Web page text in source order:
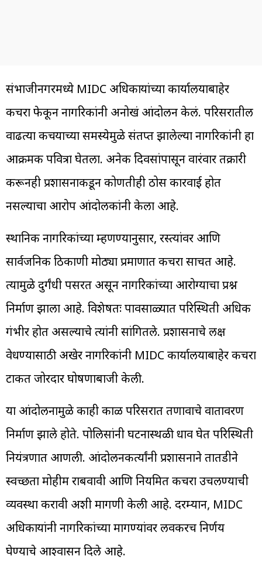
संभाजीनगरमध्ये MIDC अधिकाऱ्यांच्या कार्यालयाबाहेर
कचरा फेकून नागरिकांनी अनोखं आंदोलन केलं. परिसरातील
वाढत्या कचऱ्याच्या समस्येमुळे संतप्त झालेल्या नागरिकांनी हा
आक्रमक पवित्रा घेतला. अनेक दिवसांपासून वारंवार तक्रारी
करूनही प्रशासनाकडून कोणतीही ठोस कारवाई होत
नसल्याचा आरोप आंदोलकांनी केला आहे.
स्थानिक नागरिकांच्या म्हणण्यानुसार, रस्त्यांवर आणि
सार्वजनिक ठिकाणी मोठ्या प्रमाणात कचरा साचत आहे.
त्यामुळे दुर्गंधी पसरत असून नागरिकांच्या आरोग्याचा प्रश्न
निर्माण झाला आहे. विशेषतः पावसाळ्यात परिस्थिती अधिक
गंभीर होत असल्याचे त्यांनी सांगितले. प्रशासनाचे लक्ष
वेधण्यासाठी अखेर नागरिकांनी MIDC कार्यालयाबाहेर कचरा
टाकत जोरदार घोषणाबाजी केली.
या आंदोलनामुळे काही काळ परिसरात तणावाचे वातावरण
निर्माण झाले होते. पोलिसांनी घटनास्थळी धाव घेत परिस्थिती
नियंत्रणात आणली. आंदोलनकर्त्यांनी प्रशासनाने तातडीने
स्वच्छता मोहीम राबवावी आणि नियमित कचरा उचलण्याची
व्यवस्था करावी अशी मागणी केली आहे. दरम्यान, MIDC
अधिकाऱ्यांनी नागरिकांच्या मागण्यांवर लवकरच निर्णय
घेण्याचे आश्वासन दिले आहे.